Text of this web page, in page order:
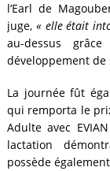
l’Earl de
juge, « elle était
au-dessus
développement de
La journée fût
qui remporta le
Adulte avec
lactation
possède